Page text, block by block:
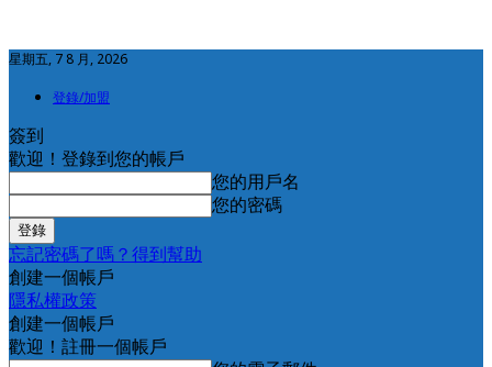
星期五, 7 8 月, 2026
登錄/加盟
簽到
歡迎！登錄到您的帳戶
您的用戶名
您的密碼
忘記密碼了嗎？得到幫助
創建一個帳戶
隱私權政策
創建一個帳戶
歡迎！註冊一個帳戶